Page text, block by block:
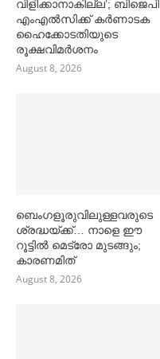
വിളിക്കാനാകില്ല’; ബിജെപി
എംഎല്‍സിക്ക് കര്‍ണാടക
ഹൈക്കോടതിയുടെ
രൂക്ഷവിമര്‍ശനം
August 8, 2026
ബെംഗളൂരുവിലുള്ളവരുടെ
ശ്രദ്ധയ്ക്ക്… നാളെ ഈ
റൂട്ടില്‍ മെട്രോ മുടങ്ങും;
കാരണമിത്
August 8, 2026